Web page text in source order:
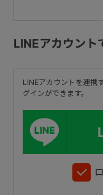
LINEアカウント
LINEアカウントを連携
グインができます。